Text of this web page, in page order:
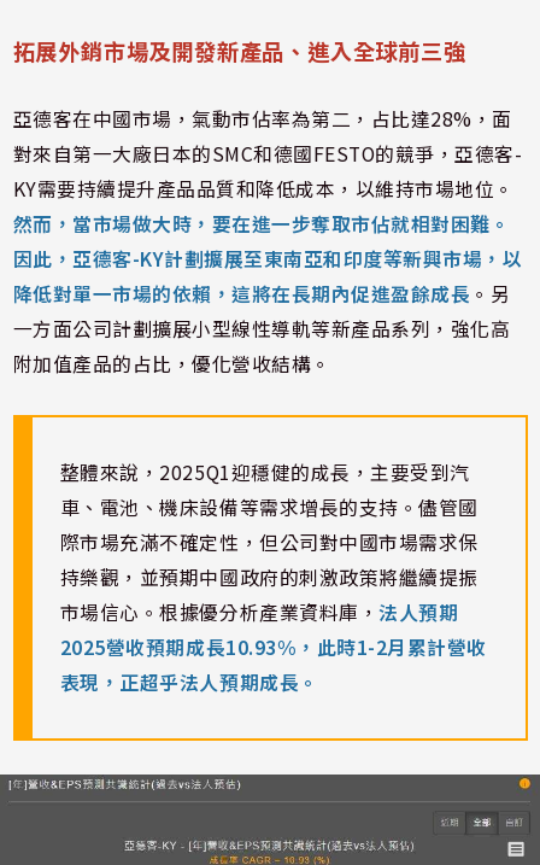
拓展外銷市場及開發新產品、進入全球前三強
亞德客在中國市場，氣動市佔率為第二，占比達28%，面
對來自第一大廠日本的SMC和德國FESTO的競爭，亞德客-
KY需要持續提升產品品質和降低成本，以維持市場地位。
然而，當市場做大時，要在進一步奪取市佔就相對困難。
因此，亞德客-KY計劃擴展至東南亞和印度等新興市場，以
降低對單一市場的依賴，這將在長期內促進盈餘成長 。另
一方面公司計劃擴展小型線性導軌等新產品系列，強化高
附加值產品的占比，優化營收結構。
整體來說，2025Q1迎穩健的成長，主要受到汽
車、電池、機床設備等需求增長的支持。儘管國
際市場充滿不確定性，但公司對中國市場需求保
持樂觀，並預期中國政府的刺激政策將繼續提振
市場信心。根據優分析產業資料庫，法人預期
2025營收預期成長10.93%，此時1-2月累計營收
表現，正超乎法人預期成長。